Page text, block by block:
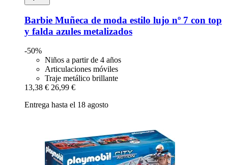
Barbie Muñeca de moda estilo lujo nº 7 con top
y falda azules metalizados
-50%
Niños a partir de 4 años
Articulaciones móviles
Traje metálico brillante
13,38 € 26,99 €
Entrega hasta el 18 agosto